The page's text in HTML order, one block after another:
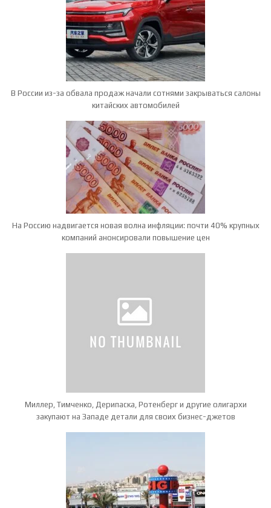
В России из-за обвала продаж начали сотнями закрываться салоны
китайских автомобилей
На Россию надвигается новая волна инфляции: почти 40% крупных
компаний анонсировали повышение цен
Миллер, Тимченко, Дерипаска, Ротенберг и другие олигархи
закупают на Западе детали для своих бизнес-джетов